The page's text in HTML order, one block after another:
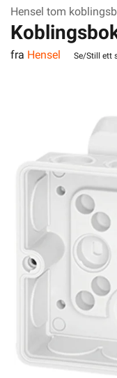
Hensel tom
membraner
fra Hensel Se/Still ett